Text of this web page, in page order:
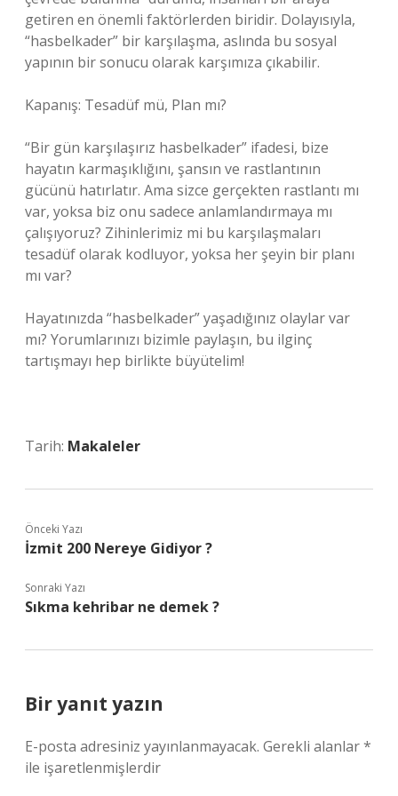
getiren en önemli faktörlerden biridir. Dolayısıyla,
“hasbelkader” bir karşılaşma, aslında bu sosyal
yapının bir sonucu olarak karşımıza çıkabilir.
Kapanış: Tesadüf mü, Plan mı?
“Bir gün karşılaşırız hasbelkader” ifadesi, bize
hayatın karmaşıklığını, şansın ve rastlantının
gücünü hatırlatır. Ama sizce gerçekten rastlantı mı
var, yoksa biz onu sadece anlamlandırmaya mı
çalışıyoruz? Zihinlerimiz mi bu karşılaşmaları
tesadüf olarak kodluyor, yoksa her şeyin bir planı
mı var?
Hayatınızda “hasbelkader” yaşadığınız olaylar var
mı? Yorumlarınızı bizimle paylaşın, bu ilginç
tartışmayı hep birlikte büyütelim!
Tarih: Makaleler
Önceki Yazı
İzmit 200 Nereye Gidiyor ?
Sonraki Yazı
Sıkma kehribar ne demek ?
Bir yanıt yazın
E-posta adresiniz yayınlanmayacak. Gerekli alanlar*
ile işaretlenmişlerdir